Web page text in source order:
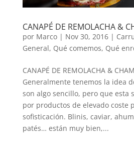
CANAPÉ DE REMOLACHA &
por Marco| Nov 30, 2016|
General, Qué comemos, Qué
CANAPÉ DE REMOLACHA &
Generalmente tenemos la idea
son algo sencillo, pero que esta
por productos de elevado coste
sofisticación. Blinis, caviar,
patés… están muy bien,...